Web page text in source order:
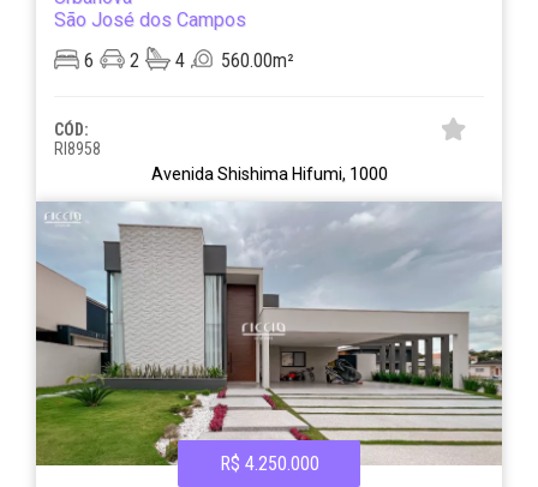
São José dos Campos
6
2 4 560.00m²
CÓD:
RI8958
Avenida Shishima Hifumi, 1000
R$ 4.250.000